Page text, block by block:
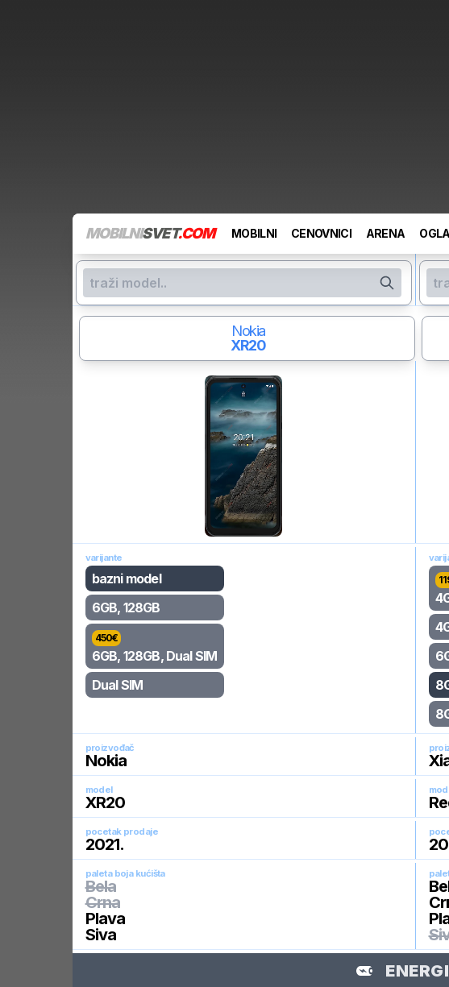
MOBILNISVET.COM MOBILNI CENOVNICI ARENA
Nokia
XR20
varijante
bazni model
6GB, 128GB
450€
6GB, 128GB, Dual SIM
Dual SIM
proizvođač
Nokia
model
XR20
pocetak prodaje
2021.
paleta boja kućišta
Bela
Crna
Plava
Siva